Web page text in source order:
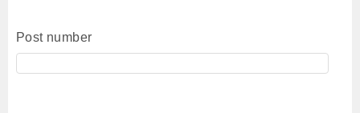
Post number